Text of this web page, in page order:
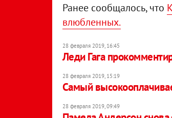
Ранее сообщалось, что
влюбленных.
28 февраля 2019, 16:45
Леди Гага
28 февраля 2019, 15:19
Самый
28 февраля 2019, 09:49